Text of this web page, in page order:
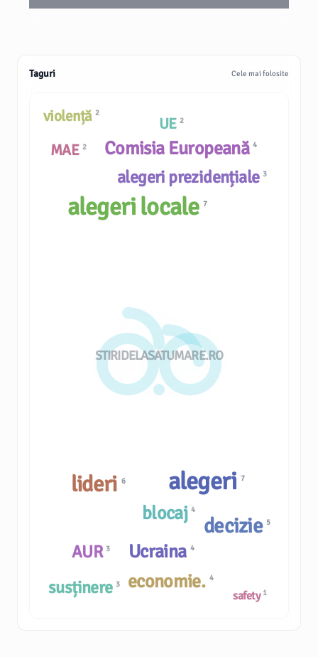
Taguri Cele mai folosite
STIRIDELASATUMARE.RO
alegeri7
violență 2
alegeri prezidențiale 3
decizie 5
Ucraina 4
MAE 2
susținere 3
safety 1
UE 2
Comisia Europeană4
AUR 3
lideri 6
blocaj4
alegeri locale7
economie. 4